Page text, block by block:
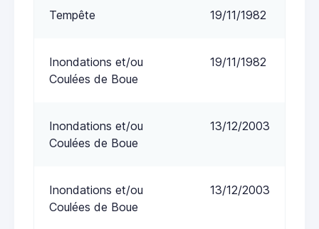
Tempête 19/11/1982
Inondations et/ou
Coulées de Boue
19/11/1982
Inondations et/ou
Coulées de Boue
13/12/2003
Inondations et/ou
Coulées de Boue
13/12/2003